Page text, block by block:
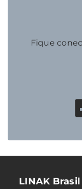
Fique
LINAK Brasil